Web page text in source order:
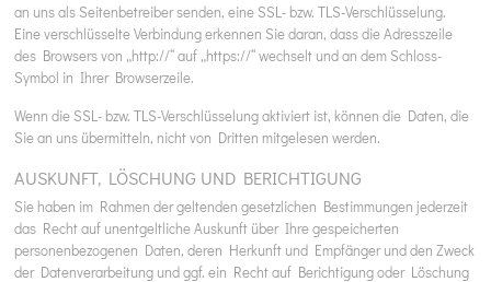
an uns als Seitenbetreiber senden, eine SSL- bzw. TLS-Verschlüsselung.
Eine verschlüsselte Verbindung erkennen Sie daran, dass die Adresszeile
des Browsers von „http://“ auf „https://“ wechselt und an dem Schloss-
Symbol in Ihrer Browserzeile.
Wenn die SSL- bzw. TLS-Verschlüsselung aktiviert ist, können die Daten, die
Sie an uns übermitteln, nicht von Dritten mitgelesen werden.
AUSKUNFT, LÖSCHUNG UND BERICHTIGUNG
Sie haben im Rahmen der geltenden gesetzlichen Bestimmungen jederzeit
das Recht auf unentgeltliche Auskunft über Ihre gespeicherten
personenbezogenen Daten, deren Herkunft und Empfänger und den Zweck
der Datenverarbeitung und ggf. ein Recht auf Berichtigung oder Löschung